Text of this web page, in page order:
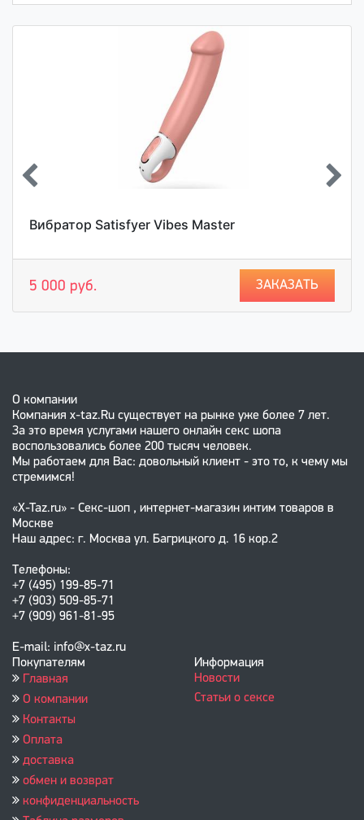
Вибратор Satisfyer Vibes Master
5 000 руб. ЗАКАЗАТЬ
О компании
Компания x-taz.Ru существует на рынке уже более 7 лет.
За это время услугами нашего онлайн секс шопа
воспользовались более 200 тысяч человек.
Мы работаем для Вас: довольный клиент - это то, к чему мы
стремимся!
«X-Taz.ru» - Секс-шоп , интернет-магазин интим товаров в
Москве
Наш адрес: г. Москва ул. Багрицкого д. 16 кор.2
Телефоны:
+7 (495) 199-85-71
+7 (903) 509-85-71
+7 (909) 961-81-95
E-mail: info@x-taz.ru
Покупателям
Главная
О компании
Контакты
Оплата
доставка
обмен и возврат
конфиденциальность
Информация
Новости
Статьи о сексе